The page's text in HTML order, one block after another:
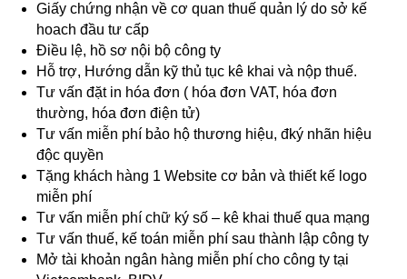
Giấy chứng nhận về cơ quan thuế quản lý do sở kế
hoach đầu tư cấp
Điều lệ, hồ sơ nội bộ công ty
Hỗ trợ, Hướng dẫn kỹ thủ tục kê khai và nộp thuế.
Tư vấn đặt in hóa đơn ( hóa đơn VAT, hóa đơn
thường, hóa đơn điện tử)
Tư vấn miễn phí bảo hộ thương hiệu, đký nhãn hiệu
độc quyền
Tặng khách hàng 1 Website cơ bản và thiết kế logo
miễn phí
Tư vấn miễn phí chữ ký số – kê khai thuế qua mạng
Tư vấn thuế, kế toán miễn phí sau thành lập công ty
Mở tài khoản ngân hàng miễn phí cho công ty tại